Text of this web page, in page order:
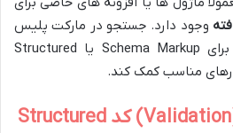
وجود دارد. جستجو در مارکت پلیس
(Marketplace) هر پلتفرم برای Schema Markup یا Structured
گام 4: اعتبارسنجی (Validation) کد Structured